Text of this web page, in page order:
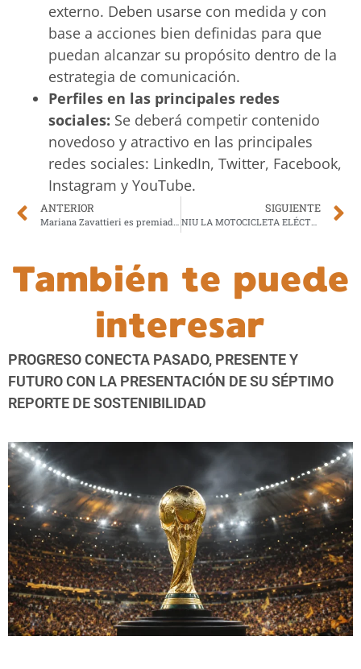
externo. Deben usarse con medida y con
base a acciones bien definidas para que
puedan alcanzar su propósito dentro de la
estrategia de comunicación.
Perfiles en las principales redes
sociales: Se deberá competir contenido
novedoso y atractivo en las principales
redes sociales: LinkedIn, Twitter, Facebook,
Instagram y YouTube.
ANTERIOR SIGUIENTE
También te puede
interesar
PROGRESO CONECTA PASADO, PRESENTE Y
FUTURO CON LA PRESENTACIÓN DE SU SÉPTIMO
REPORTE DE SOSTENIBILIDAD